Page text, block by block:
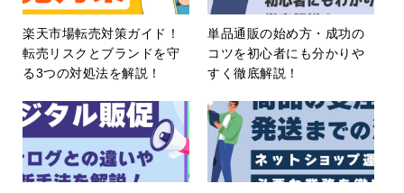
楽天市場転売対策ガイド！
転売リスクとブランドを守
る3つの対処法を解説！
単品通販の始め方・成功の
コツを初心者にも分かりや
すく徹底解説！